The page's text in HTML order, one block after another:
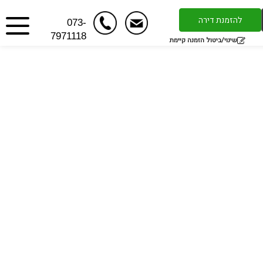
שינוי/ביטול הזמנה קיימת
להזמנת דירה
073-
7971118